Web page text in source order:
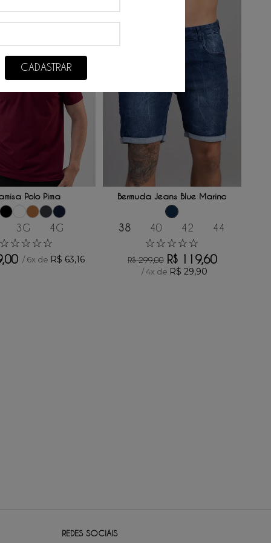
AO CARRINHO
Polo Pima
3G 4G
☆☆☆☆☆
,00 /6x de R$ 63,16
ADICIONAR AO CARRINHO
Bermuda Jeans Blue Marino
38 40 42 44
☆☆☆☆☆
R$ 299,00 R$ 119,60
/4x de R$ 29,90
REDES SOCIAIS
CADASTRAR